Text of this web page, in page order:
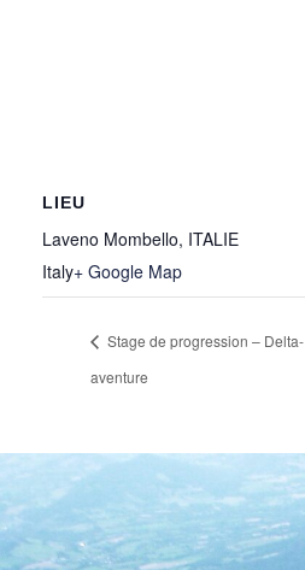
LIEU
Laveno Mombello, ITALIE
Italy+ Google Map
Stage de progression – Delta-
aventure